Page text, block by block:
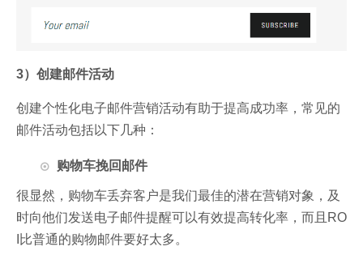
3）创建邮件活动
创建个性化电子邮件营销活动有助于提高成功率，常见的
邮件活动包括以下几种：
购物车挽回邮件
很显然，购物车丢弃客户是我们最佳的潜在营销对象，及
时向他们发送电子邮件提醒可以有效提高转化率，而且RO
I比普通的购物邮件要好太多。